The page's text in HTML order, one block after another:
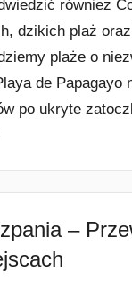
również
dzikich plaż
plaże o
de Papagayo
po ukryte
–